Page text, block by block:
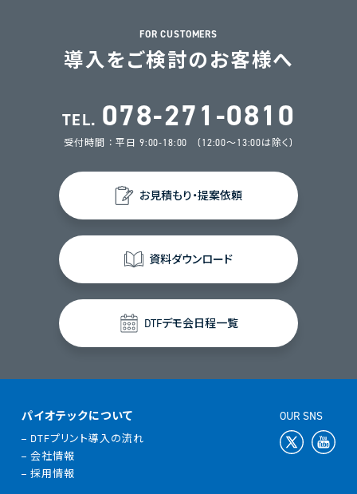
FOR CUSTOMERS
導入をご検討のお客様へ
TEL. 078-271-0810
受付時間 ： 平日 9:00-18:00 (12:00～13:00は除く)
お見積もり・提案依頼
資料ダウンロード
DTFデモ会日程一覧
パイオテックについて
DTFプリント導入の流れ
会社情報
採用情報
OUR SNS